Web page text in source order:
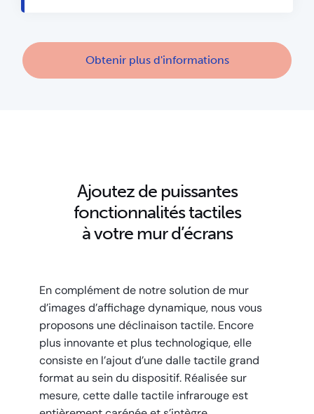
Obtenir plus d'informations
Ajoutez de puissantes
fonctionnalités tactiles
à votre mur d’écrans
En complément de notre solution de mur
d’images d’affichage dynamique, nous vous
proposons une déclinaison tactile. Encore
plus innovante et plus technologique, elle
consiste en l’ajout d’une dalle tactile grand
format au sein du dispositif. Réalisée sur
mesure, cette dalle tactile infrarouge est